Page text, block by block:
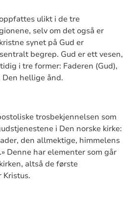
ulikt i de tre
selv om det også er
synet på Gud er
begrep. Gud er ett vesen,
i tre former: Faderen (Gud),
Den hellige ånd.
trosbekjennelsen som
i Den norske kirke:
den allmektige, himmelens
Denne har elementer som går
altså de første
Kristus.